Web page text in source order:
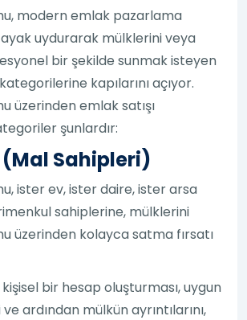
modern emlak pazarlama
uydurarak mülklerini veya
bir şekilde sunmak isteyen
kapılarını açıyor.
üzerinden emlak satışı
şunlardır:
(Mal Sahipleri)
ister ev, ister daire, ister arsa
sahiplerine, mülklerini
üzerinden kolayca satma fırsatı
kişisel bir hesap oluşturması, uygun
ardından mülkün ayrıntılarını,